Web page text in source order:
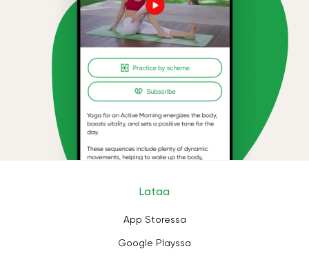
Lataa
App Storessa
Google Playssa